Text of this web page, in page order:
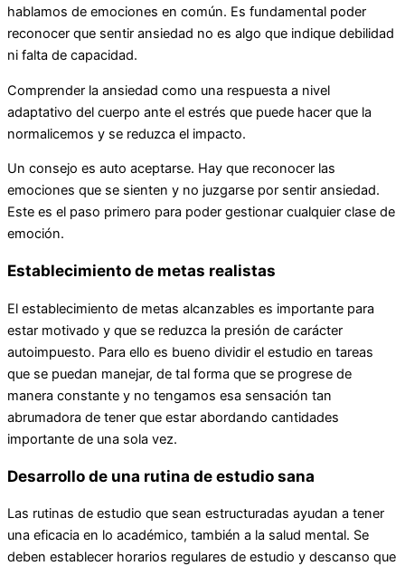
hablamos de emociones en común. Es fundamental poder
reconocer que sentir ansiedad no es algo que indique debilidad
ni falta de capacidad.
Comprender la ansiedad como una respuesta a nivel
adaptativo del cuerpo ante el estrés que puede hacer que la
normalicemos y se reduzca el impacto.
Un consejo es auto aceptarse. Hay que reconocer las
emociones que se sienten y no juzgarse por sentir ansiedad.
Este es el paso primero para poder gestionar cualquier clase de
emoción.
Establecimiento de metas realistas
El establecimiento de metas alcanzables es importante para
estar motivado y que se reduzca la presión de carácter
autoimpuesto. Para ello es bueno dividir el estudio en tareas
que se puedan manejar, de tal forma que se progrese de
manera constante y no tengamos esa sensación tan
abrumadora de tener que estar abordando cantidades
importante de una sola vez.
Desarrollo de una rutina de estudio sana
Las rutinas de estudio que sean estructuradas ayudan a tener
una eficacia en lo académico, también a la salud mental. Se
deben establecer horarios regulares de estudio y descanso que